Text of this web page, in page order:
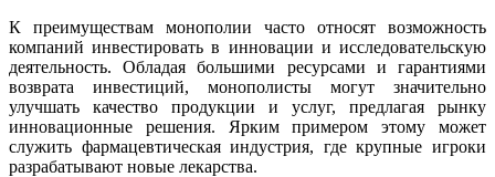
К преимуществам монополии часто относят возможность
компаний инвестировать в инновации и исследовательскую
деятельность. Обладая большими ресурсами и гарантиями
возврата инвестиций, монополисты могут значительно
улучшать качество продукции и услуг, предлагая рынку
инновационные решения. Ярким примером этому может
служить фармацевтическая индустрия, где крупные игроки
разрабатывают новые лекарства.